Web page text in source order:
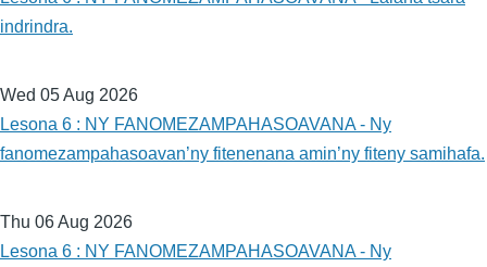
indrindra.
Wed 05 Aug 2026
Lesona 6 : NY FANOMEZAMPAHASOAVANA - Ny
fanomezampahasoavan’ny fitenenana amin’ny fiteny samihafa.
Thu 06 Aug 2026
Lesona 6 : NY FANOMEZAMPAHASOAVANA - Ny